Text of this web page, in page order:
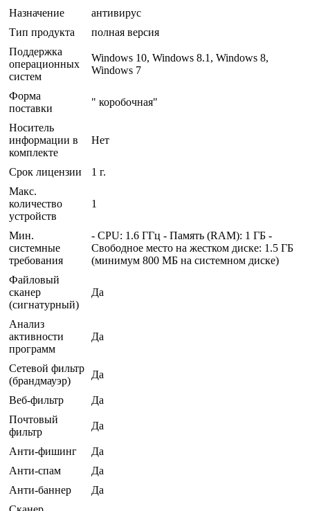
Назначение
антивирус
Тип продукта
полная версия
Поддержка
операционных
систем
Windows 10, Windows 8.1, Windows 8,
Windows 7
Форма
поставки
" коробочная"
Носитель
информации в
комплекте
Нет
Срок лицензии
1 г.
Макс.
количество
устройств
1
Мин.
системные
требования
- CPU: 1.6 ГГц - Память (RAM): 1 ГБ -
Свободное место на жестком диске: 1.5 ГБ
(минимум 800 МБ на системном диске)
Файловый
сканер
(сигнатурный)
Да
Анализ
активности
программ
Да
Сетевой фильтр
(брандмауэр)
Да
Веб-фильтр
Да
Почтовый
фильтр
Да
Анти-фишинг
Да
Анти-спам
Да
Анти-баннер
Да